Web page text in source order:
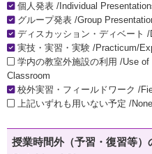
個人発表 /Individual
グループ発表 /Group
ディスカッション・ディベート
実技・実習・実験 /Practicum/
学内の教室外施設の利用 /Use
Classroom
校外実習・フィールドワーク /
上記いずれも用いない予定 /
授業時間外（予習・復習等